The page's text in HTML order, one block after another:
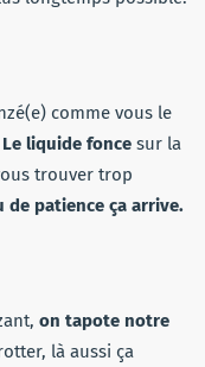
comme vous le
Le liquide fonce sur la
trouver trop
de patience ça arrive.
on tapote notre
là aussi ça